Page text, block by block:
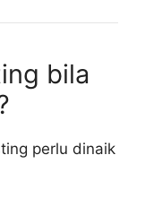
bila
perlu dinaik